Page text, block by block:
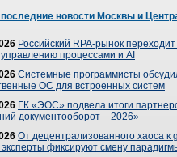
последние новости Москвы и
Российский RPA-рынок
управлению процессами и AI
Системные программисты
ОС для встроенных систем
ГК «ЭОС» подвела итоги
документооборот – 2026»
От децентрализованного хаоса к
фиксируют смену